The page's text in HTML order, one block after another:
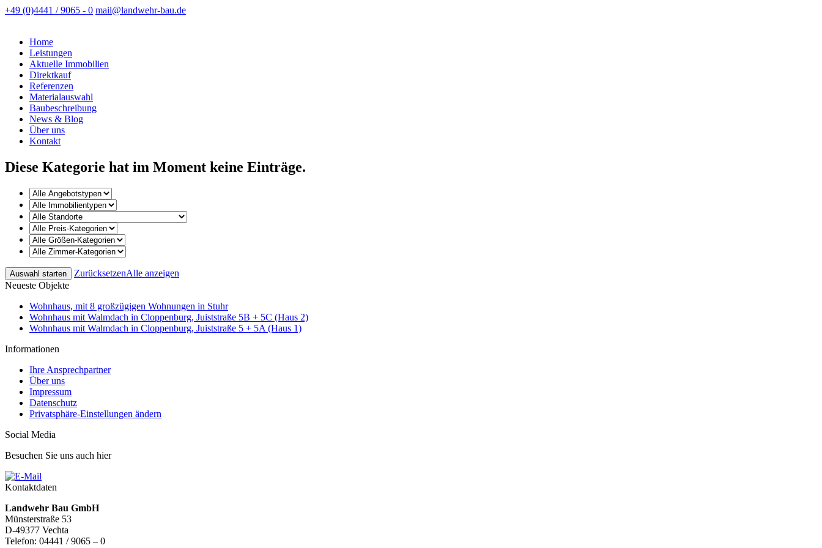
+49 (0)4441 / 9065 - 0 mail@landwehr-bau.de
Home
Leistungen
Aktuelle Immobilien
Direktkauf
Referenzen
Materialauswahl
Baubeschreibung
News & Blog
Über uns
Kontakt
Diese Kategorie hat im Moment keine Einträge.
ZurücksetzenAlle anzeigen
Neueste Objekte
Wohnhaus, mit 8 großzügigen Wohnungen in Stuhr
Wohnhaus mit Walmdach in Cloppenburg, Juiststraße 5B + 5C (Haus 2)
Wohnhaus mit Walmdach in Cloppenburg, Juiststraße 5 + 5A (Haus 1)
Informationen
Ihre Ansprechpartner
Über uns
Impressum
Datenschutz
Privatsphäre-Einstellungen ändern
Social Media
Besuchen Sie uns auch hier
Kontaktdaten
Landwehr Bau GmbH
Münsterstraße 53
D-49377 Vechta
Telefon: 04441 / 9065 – 0